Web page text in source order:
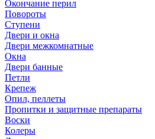
Окончание перил
Повороты
Ступени
Двери и окна
Двери межкомнатные
Окна
Двери банные
Петли
Крепеж
Опил, пеллеты
Пропитки и защитные препараты
Воски
Колеры